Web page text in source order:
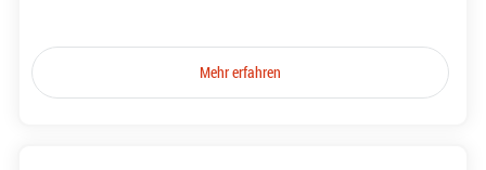
Mehr erfahren